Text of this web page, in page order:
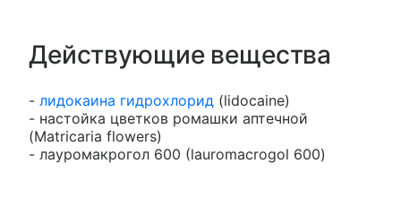
Действующие вещества
- лидокаина гидрохлорид (lidocaine)
- настойка цветков ромашки аптечной
(Matricaria flowers)
- лауромакрогол 600 (lauromacrogol 600)